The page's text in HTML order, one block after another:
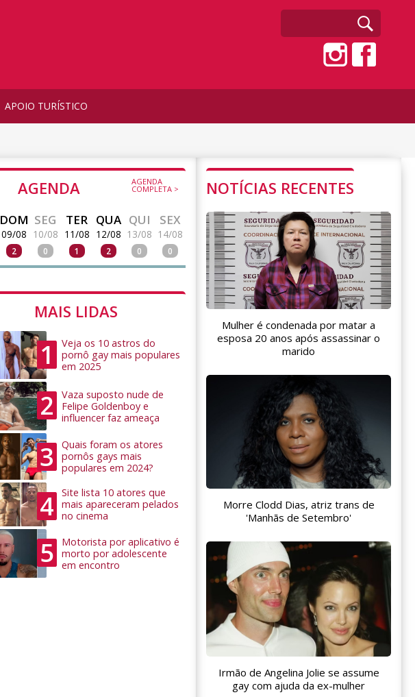
APOIO TURÍSTICO
AGENDA AGENDA
COMPLETA >
DOM
09/08
2
SEG
10/08
0
TER
11/08
1
QUA
12/08
2
QUI
13/08
0
SEX
14/08
0
MAIS LIDAS
1
Veja os 10 astros do
pornô gay mais populares
em 2025
2
Vaza suposto nude de
Felipe Goldenboy e
influencer faz ameaça
3
Quais foram os atores
pornôs gays mais
populares em 2024?
4
Site lista 10 atores que
mais apareceram pelados
no cinema
5
Motorista por aplicativo é
morto por adolescente
em encontro
NOTÍCIAS RECENTES
Mulher é condenada por matar a
esposa 20 anos após assassinar o
marido
Morre Clodd Dias, atriz trans de
'Manhãs de Setembro'
Irmão de Angelina Jolie se assume
gay com ajuda da ex-mulher